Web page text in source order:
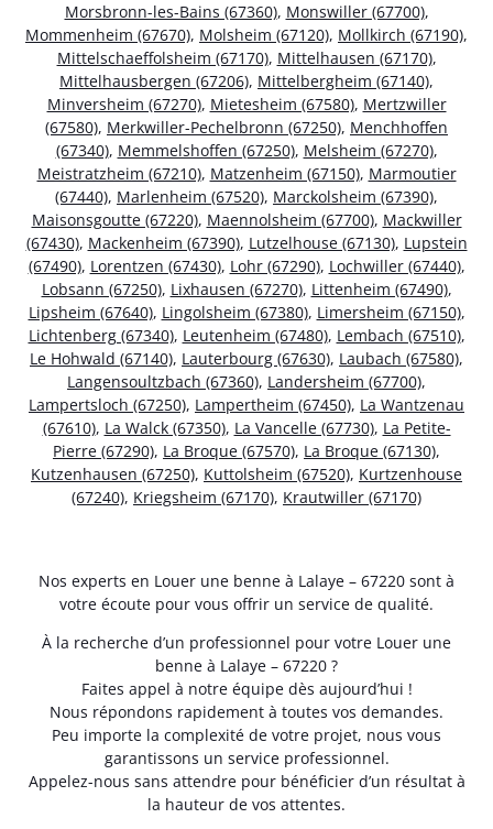
Morsbronn-les-Bains (67360), Monswiller (67700),
Mommenheim (67670), Molsheim (67120), Mollkirch (67190),
Mittelschaeffolsheim (67170), Mittelhausen (67170),
Mittelhausbergen (67206), Mittelbergheim (67140),
Minversheim (67270), Mietesheim (67580), Mertzwiller
(67580), Merkwiller-Pechelbronn (67250), Menchhoffen
(67340), Memmelshoffen (67250), Melsheim (67270),
Meistratzheim (67210), Matzenheim (67150), Marmoutier
(67440), Marlenheim (67520), Marckolsheim (67390),
Maisonsgoutte (67220), Maennolsheim (67700), Mackwiller
(67430), Mackenheim (67390), Lutzelhouse (67130), Lupstein
(67490), Lorentzen (67430), Lohr (67290), Lochwiller (67440),
Lobsann (67250), Lixhausen (67270), Littenheim (67490),
Lipsheim (67640), Lingolsheim (67380), Limersheim (67150),
Lichtenberg (67340), Leutenheim (67480), Lembach (67510),
Le Hohwald (67140), Lauterbourg (67630), Laubach (67580),
Langensoultzbach (67360), Landersheim (67700),
Lampertsloch (67250), Lampertheim (67450), La Wantzenau
(67610), La Walck (67350), La Vancelle (67730), La Petite-
Pierre (67290), La Broque (67570), La Broque (67130),
Kutzenhausen (67250), Kuttolsheim (67520), Kurtzenhouse
(67240), Kriegsheim (67170), Krautwiller (67170)
Nos experts en Louer une benne à Lalaye – 67220 sont à
votre écoute pour vous offrir un service de qualité.
À la recherche d’un professionnel pour votre Louer une
benne à Lalaye – 67220 ?
Faites appel à notre équipe dès aujourd’hui !
Nous répondons rapidement à toutes vos demandes.
Peu importe la complexité de votre projet, nous vous
garantissons un service professionnel.
Appelez-nous sans attendre pour bénéficier d’un résultat à
la hauteur de vos attentes.